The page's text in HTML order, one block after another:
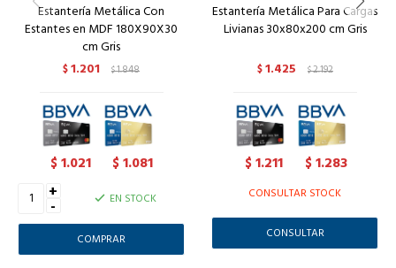
Estantería Metálica Con
Estantes en MDF 180X90X30
cm Gris
$1.201 $1.848
$1.021 $1.081
+
- EN STOCK
Estantería Metálica Para Cargas
Livianas 30x80x200 cm Gris
$1.425 $2.192
$1.211 $1.283
CONSULTAR STOCK
CONSULTAR